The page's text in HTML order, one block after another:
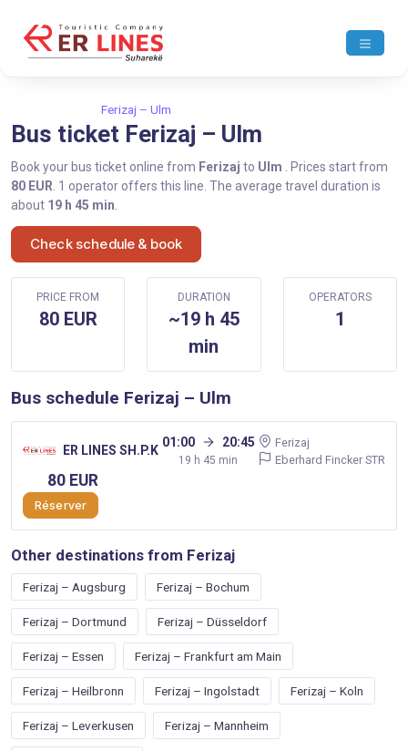
Ferizaj – Ulm
Bus ticket Ferizaj – Ulm
Book your bus ticket online from Ferizaj to Ulm
. Prices start from
80 EUR . 1 operator offers this line. The average travel duration is
about 19 h 45 min
Check schedule & book
PRICE FROM
80 EUR
DURATION
~19 h 45
min
OPERATORS
1
Bus schedule Ferizaj – Ulm
ER LINES SH.P.K
01:00 20:45
19 h 45 min
Ferizaj
Eberhard Fincker STR
80 EUR
Réserver
Other destinations from Ferizaj
Ferizaj – Augsburg Ferizaj – Bochum
Ferizaj – Dortmund Ferizaj – Düsseldorf
Ferizaj – Essen Ferizaj – Frankfurt am Main
Ferizaj – Heilbronn Ferizaj – Ingolstadt Ferizaj – Koln
Ferizaj – Leverkusen Ferizaj – Mannheim